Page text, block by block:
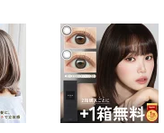
説
compose × .envファイル
切り替え｜実践的な使い
点
composeの.envファイル
知らないと損する便利な